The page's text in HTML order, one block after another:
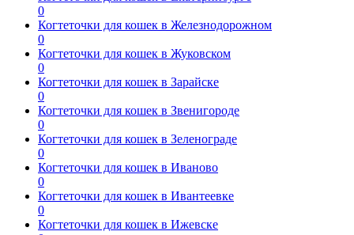
0
Когтеточки для кошек в Железнодорожном
0
Когтеточки для кошек в Жуковском
0
Когтеточки для кошек в Зарайске
0
Когтеточки для кошек в Звенигороде
0
Когтеточки для кошек в Зеленограде
0
Когтеточки для кошек в Иваново
0
Когтеточки для кошек в Ивантеевке
0
Когтеточки для кошек в Ижевске